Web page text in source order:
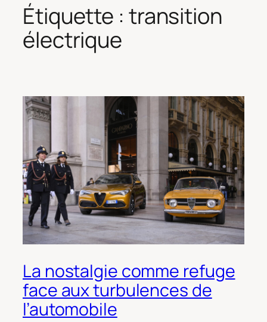
Étiquette : transition
électrique
La nostalgie comme refuge
face aux turbulences de
l’automobile